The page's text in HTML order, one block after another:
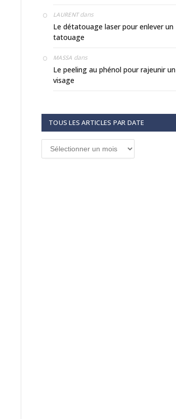
LAURENTdans
Le détatouage laser pour enlever un
tatouage
MASSA dans
Le peeling au phénol pour rajeunir un
visage
TOUS LES ARTICLES PAR DATE
Tous